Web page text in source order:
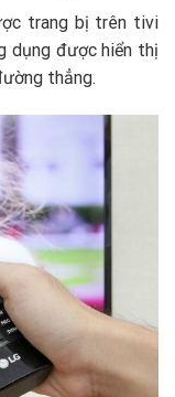
trang bị trên tivi
dụng được hiển thị
thẳng.